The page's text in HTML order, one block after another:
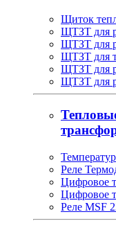
Щиток
ЩТЗТ для
ЩТЗТ для
ЩТЗТ для
ЩТЗТ для
ЩТЗТ для
Реле
Цифровое
Цифровое
Реле MSF